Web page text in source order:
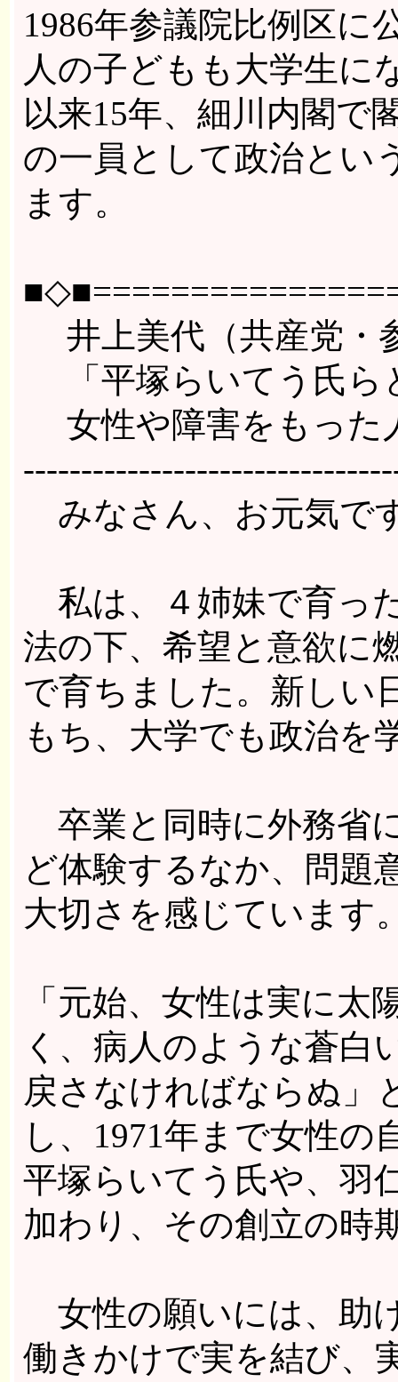
1986年参議院比例区に
人の子どもも大学生に
以来15年、細川内閣で
の一員として政治とい
ます。
井上美代（共産党・
「平塚らいてう氏ら
女性や障害をもった
みなさん、お元気で
私は、４姉妹で育っ
法の下、希望と意欲に
で育ちました。新しい
もち、大学でも政治を
卒業と同時に外務省
ど体験するなか、問題
大切さを感じています
「元始、女性は実に
く、病人のような蒼白
戻さなければならぬ」
し、1971年まで女性
平塚らいてう氏や、羽
加わり、その創立の時
女性の願いには、助
働きかけで実を結び、